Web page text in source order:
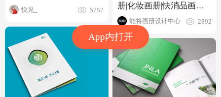
App内打开
悦见_ 5757
册|化妆画册|快消品画册
设计能将画册设计中心 2892